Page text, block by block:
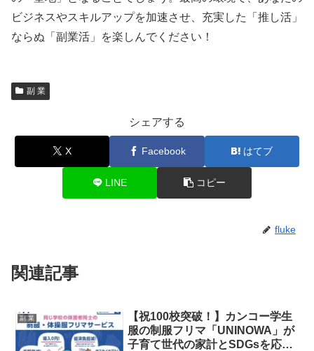
ビジネスやスキルアップを加速させ、充実した「推し活」
ならぬ「副業活」を楽しんでください！
副 業
シェアする
X Facebook はてブ
LINE コピー
fluke
関連記事
副 業
【祝100校突破！】カンコー学生
服の制服フリマ「UNINOWA」が
子育て世代の家計とSDGsを応